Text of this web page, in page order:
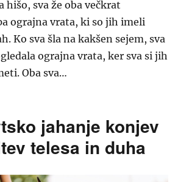
hišo, sva že oba večkrat
ograjna vrata, ki so jih imeli
Ko sva šla na kakšen sejem, sva
ograjna vrata, ker sva si jih
Oba sva…
jahanje konjev
telesa in duha